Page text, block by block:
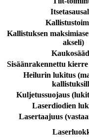
Kallistuksen
akseli)
Sisäänrakennettu
Heilurin lukitus
Kuljetussuojaus
Laserdiodien
Lasertaajuus